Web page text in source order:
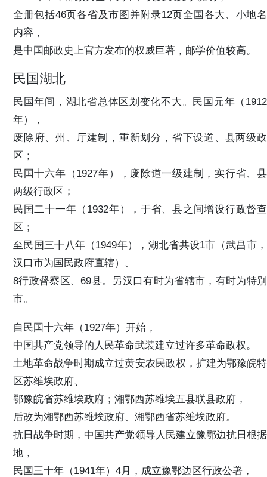
全册包括46页各省及市图并附录12页全国各大、小地名
内容，
是中国邮政史上官方发布的权威巨著，邮学价值较高。
民国湖北
民国年间，湖北省总体区划变化不大。民国元年（1912
年），
废除府、州、厅建制，重新划分，省下设道、县两级政
区；
民国十六年（1927年），废除道一级建制，实行省、县
两级行政区；
民国二十一年（1932年），于省、县之间增设行政督查
区；
至民国三十八年（1949年），湖北省共设1市（武昌市，
汉口市为国民政府直辖）、
8行政督察区、69县。另汉口有时为省辖市，有时为特别
市。
自民国十六年（1927年）开始，
中国共产党领导的人民革命武装建立过许多革命政权。
土地革命战争时期成立过黄安农民政权，扩建为鄂豫皖特
区苏维埃政府、
鄂豫皖省苏维埃政府；湘鄂西苏维埃五县联县政府，
后改为湘鄂西苏维埃政府、湘鄂西省苏维埃政府。
抗日战争时期，中国共产党领导人民建立豫鄂边抗日根据
地，
民国三十年（1941年）4月，成立豫鄂边区行政公署，